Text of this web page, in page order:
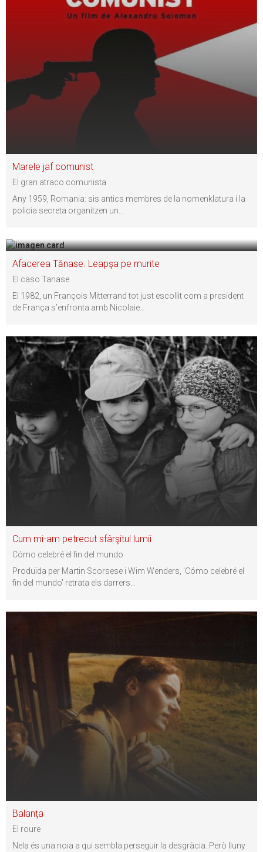
Marele jaf comunist
El gran atraco comunista
Any 1959, Romania: sis antics membres de la nomenklatura i la
policia secreta organitzen un…
Afacerea Tănase. Leapşa pe murite
El caso Tanase
El 1982, un François Mitterrand tot just escollit com a president
de França s’enfronta amb Nicolaie…
Cum mi-am petrecut sfârşitul lumii
Cómo celebré el fin del mundo
Produïda per Martin Scorsese i Wim Wenders, 'Cómo celebré el
fin del mundo' retrata els darrers
Balanţa
El roure
Nela és una noia a qui sembla perseguir la desgràcia. Però lluny